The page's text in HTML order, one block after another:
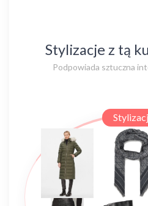
Stylizacje z tą
Podpowiada sztuczna